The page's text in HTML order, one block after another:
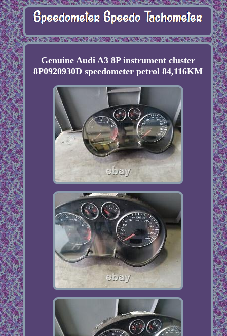
Genuine Audi A3 8P instrument cluster
8P0920930D speedometer petrol 84,116KM